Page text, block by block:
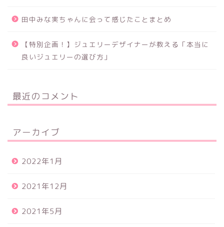
田中みな実ちゃんに会って感じたことまとめ
【特別企画！】ジュエリーデザイナーが教える「本当に
良いジュエリーの選び方」
最近のコメント
アーカイブ
2022年1月
2021年12月
2021年5月